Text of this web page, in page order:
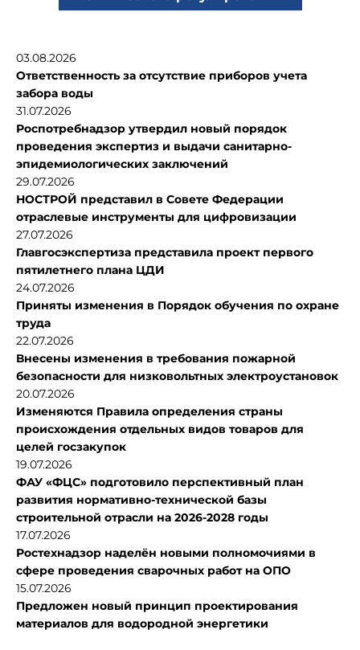
03.08.2026
Ответственность за отсутствие приборов учета
забора воды
31.07.2026
Роспотребнадзор утвердил новый порядок
проведения экспертиз и выдачи санитарно-
эпидемиологических заключений
29.07.2026
НОСТРОЙ представил в Совете Федерации
отраслевые инструменты для цифровизации
27.07.2026
Главгосэкспертиза представила проект первого
пятилетнего плана ЦДИ
24.07.2026
Приняты изменения в Порядок обучения по охране
труда
22.07.2026
Внесены изменения в требования пожарной
безопасности для низковольтных электроустановок
20.07.2026
Изменяются Правила определения страны
происхождения отдельных видов товаров для
целей госзакупок
19.07.2026
ФАУ «ФЦС» подготовило перспективный план
развития нормативно-технической базы
строительной отрасли на 2026-2028 годы
17.07.2026
Ростехнадзор наделён новыми полномочиями в
сфере проведения сварочных работ на ОПО
15.07.2026
Предложен новый принцип проектирования
материалов для водородной энергетики